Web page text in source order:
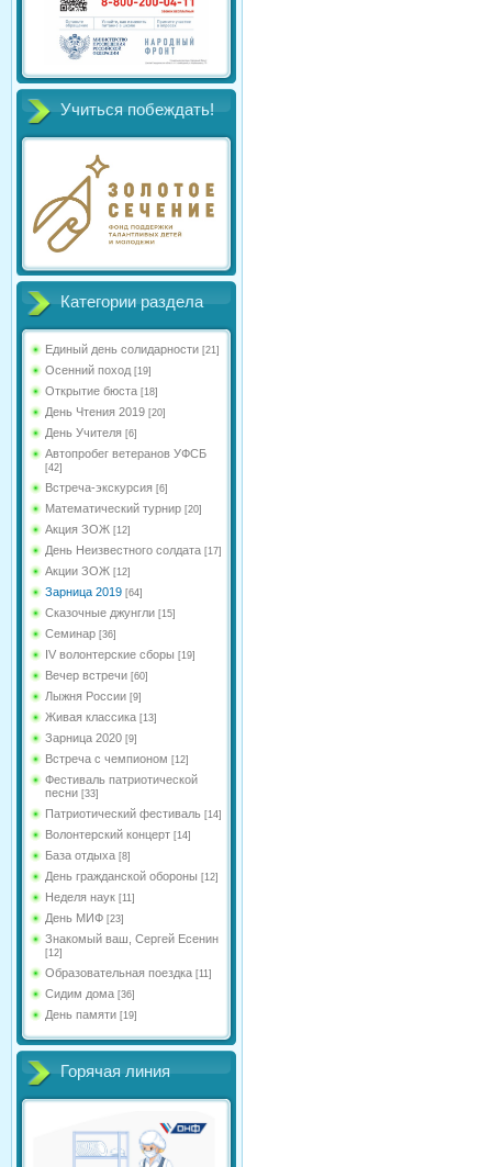
Учиться побеждать!
Категории раздела
Единый день солидарности [21]
Осенний поход [19]
Открытие бюста [18]
День Чтения 2019 [20]
День Учителя [6]
Автопробег ветеранов УФСБ
[42]
Встреча-экскурсия [6]
Математический турнир [20]
Акция ЗОЖ [12]
День Неизвестного солдата [17]
Акции ЗОЖ [12]
Зарница 2019 [64]
Сказочные джунгли [15]
Семинар [36]
IV волонтерские сборы [19]
Вечер встречи [60]
Лыжня России [9]
Живая классика [13]
Зарница 2020 [9]
Встреча с чемпионом [12]
Фестиваль патриотической
песни [33]
Патриотический фестиваль [14]
Волонтерский концерт [14]
База отдыха [8]
День гражданской обороны [12]
Неделя наук [11]
День МИФ [23]
Знакомый ваш, Сергей Есенин
[12]
Образовательная поездка [11]
Сидим дома [36]
День памяти [19]
Горячая линия